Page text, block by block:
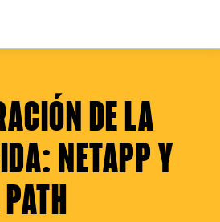
DE LA
NETAPP Y